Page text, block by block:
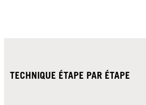
TECHNIQUE ÉTAPE PAR ÉTAPE